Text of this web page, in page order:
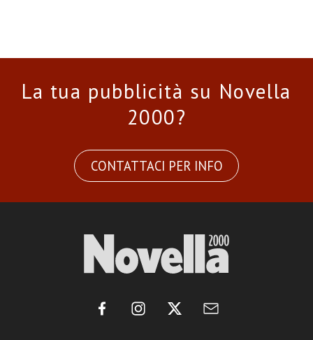
La tua pubblicità su Novella
2000?
CONTATTACI PER INFO